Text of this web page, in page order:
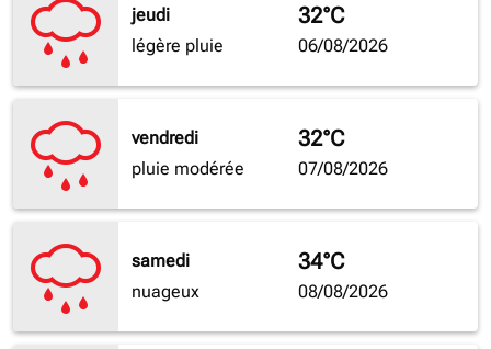
jeudi
légère pluie
32°C
06/08/2026
vendredi
pluie modérée
32°C
07/08/2026
samedi
nuageux
34°C
08/08/2026